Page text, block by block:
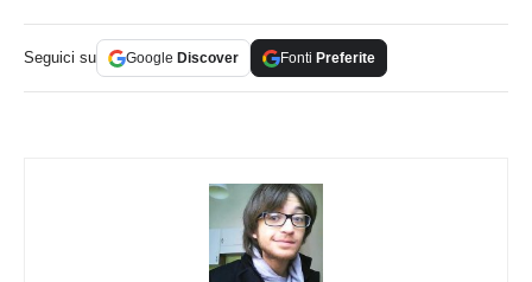
Seguici su Google Discover Fonti Preferite